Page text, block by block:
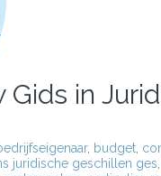
in
, budget
juridische geschillen ges